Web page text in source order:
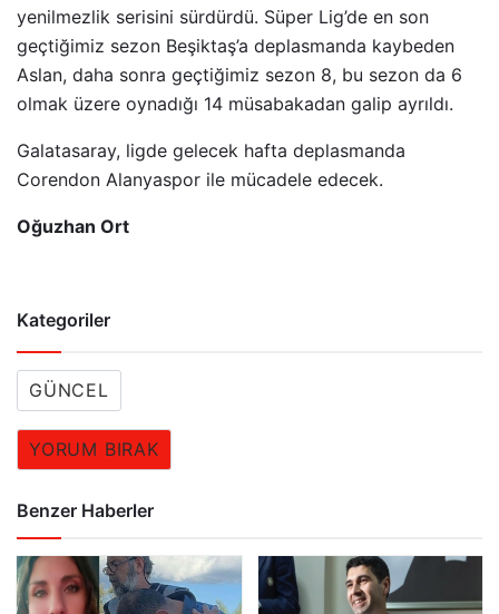
yenilmezlik serisini sürdürdü. Süper Lig’de en son
geçtiğimiz sezon Beşiktaş’a deplasmanda kaybeden
Aslan, daha sonra geçtiğimiz sezon 8, bu sezon da 6
olmak üzere oynadığı 14 müsabakadan galip ayrıldı.
Galatasaray, ligde gelecek hafta deplasmanda
Corendon Alanyaspor ile mücadele edecek.
Oğuzhan Ort
Kategoriler
GÜNCEL
YORUM BIRAK
Benzer Haberler